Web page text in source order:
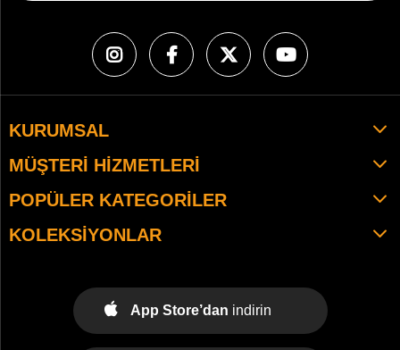
KURUMSAL
MÜŞTERI HIZMETLERI
POPÜLER KATEGORILER
KOLEKSIYONLAR
App Store’dan indirin